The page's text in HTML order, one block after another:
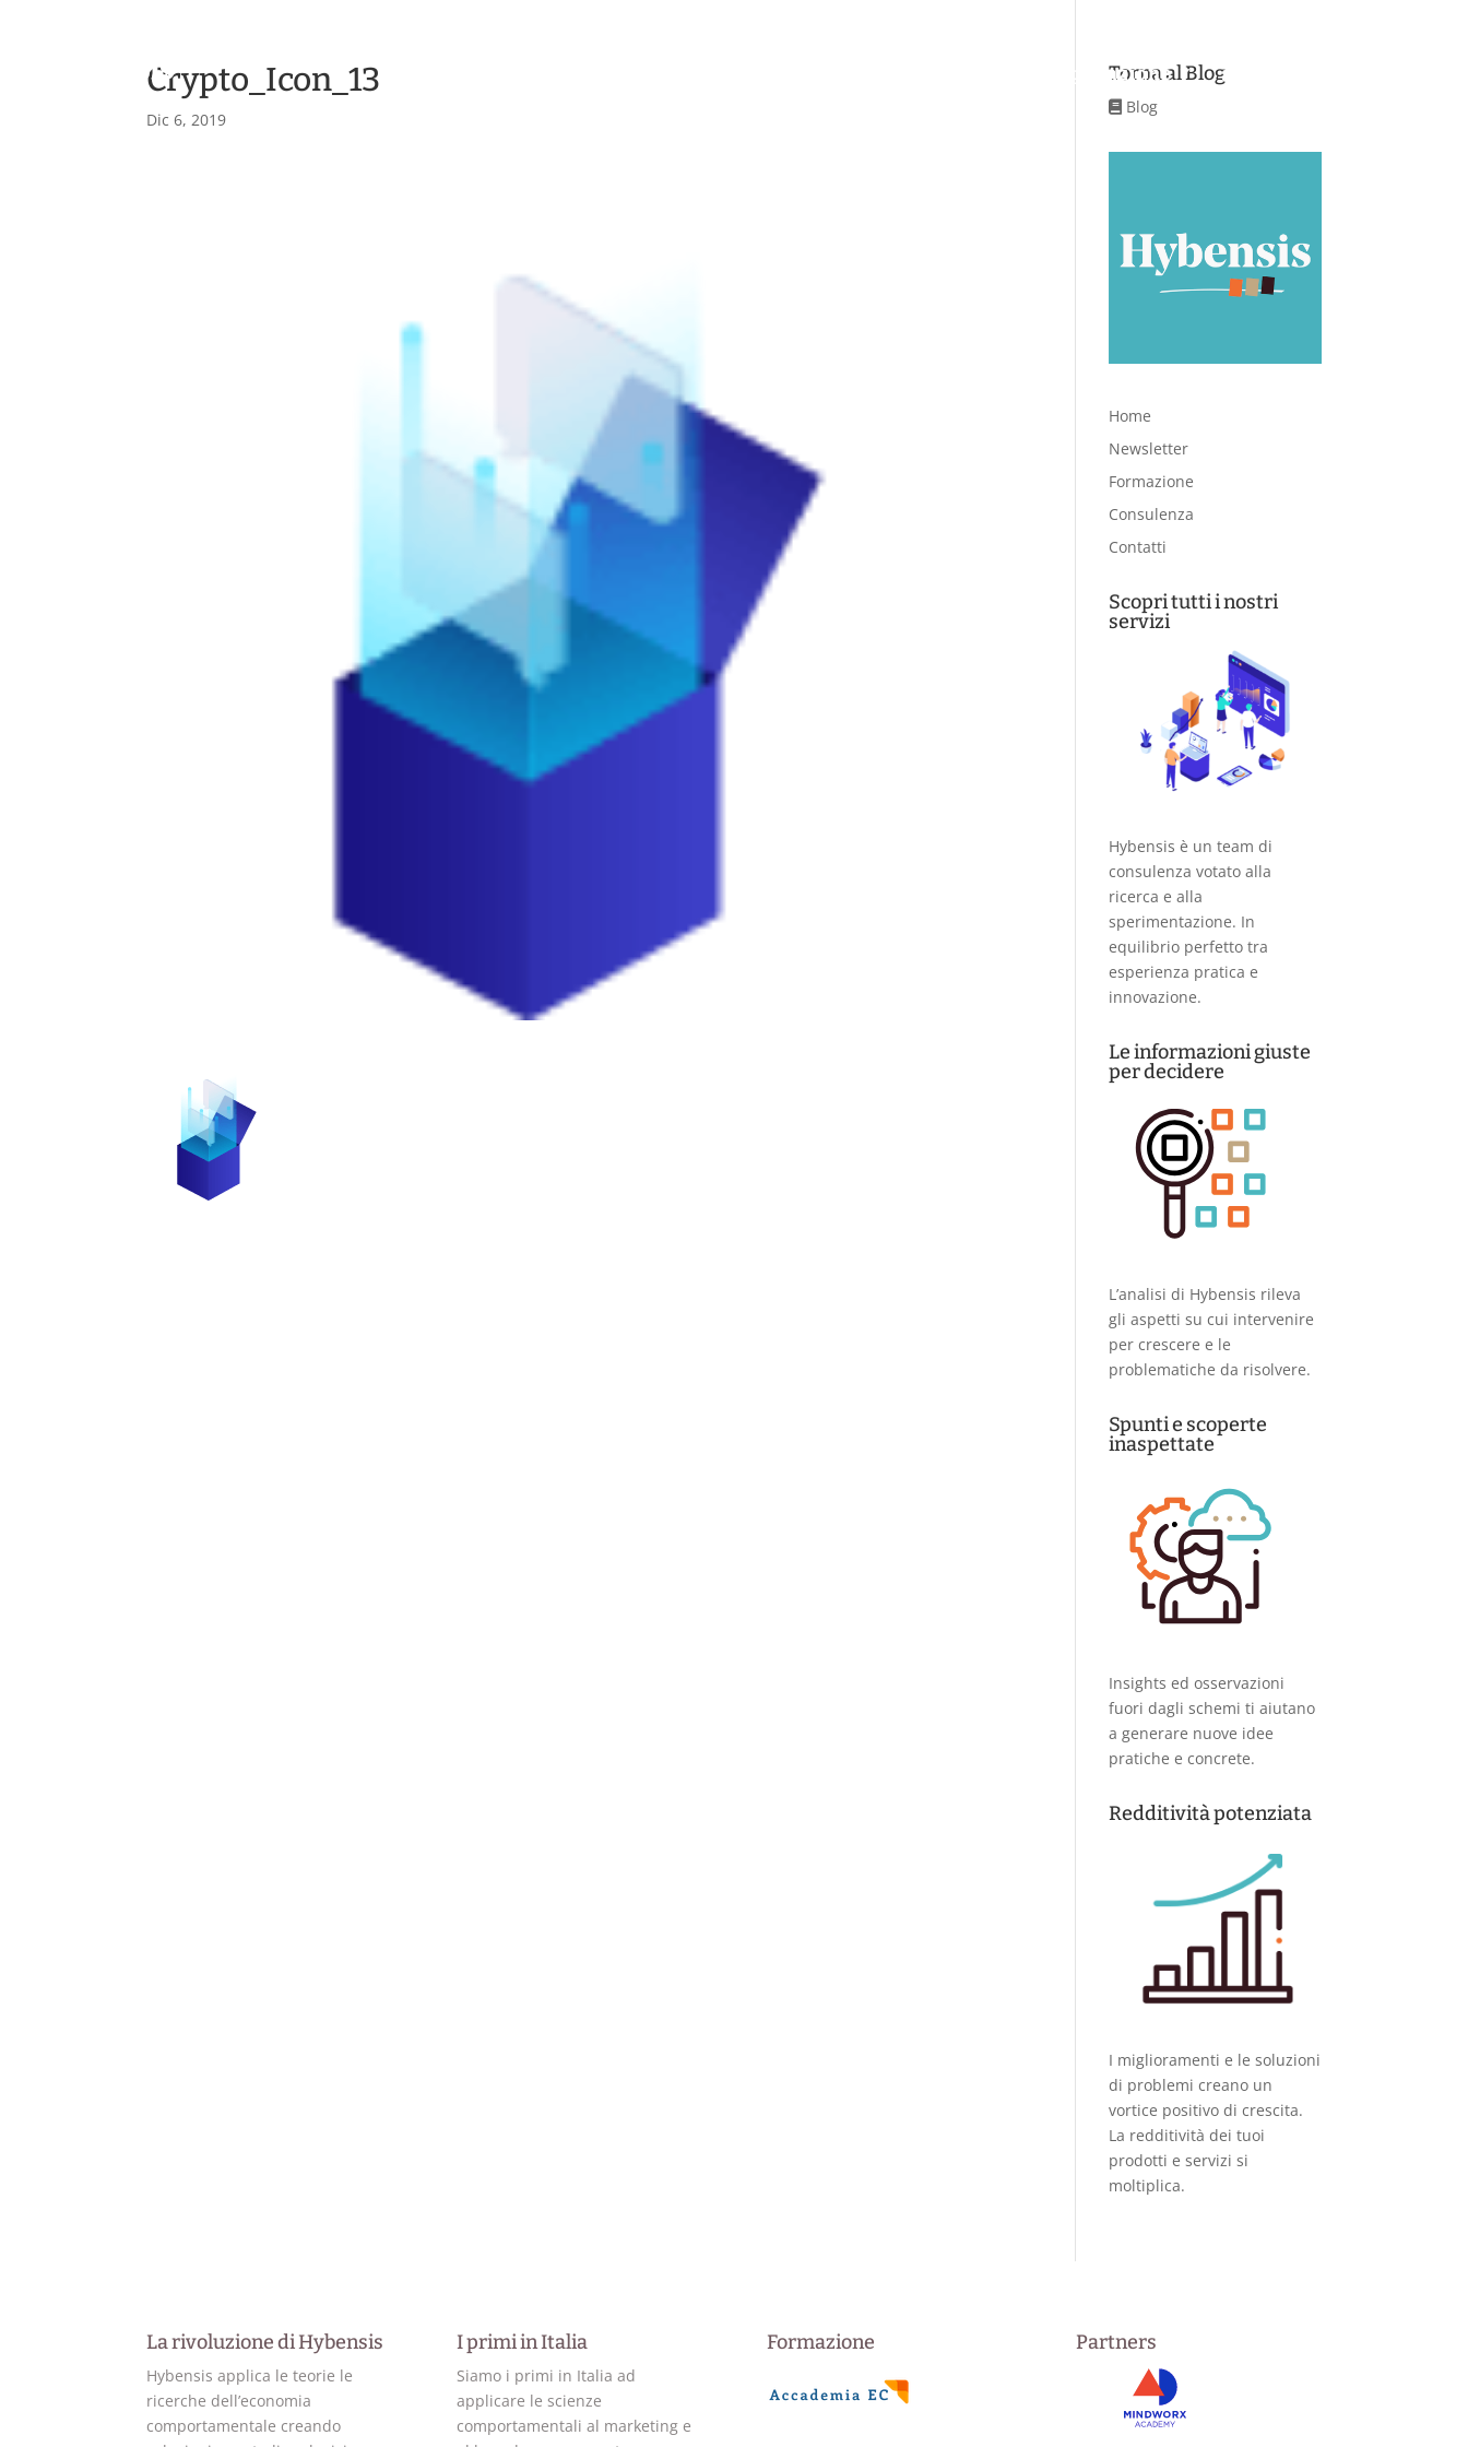
Aree di applicazione
Crypto_Icon_13
Dic 6, 2019
Torna al Blog
Blog
Home
Newsletter
Formazione
Consulenza
Contatti
Scopri tutti i nostri
servizi
Hybensis è un team di
consulenza votato alla
ricerca e alla
sperimentazione. In
equilibrio perfetto tra
esperienza pratica e
innovazione.
Le informazioni giuste
per decidere
L’analisi di Hybensis rileva
gli aspetti su cui intervenire
per crescere e le
problematiche da risolvere.
Spunti e scoperte
inaspettate
Insights ed osservazioni
fuori dagli schemi ti aiutano
a generare nuove idee
pratiche e concrete.
Redditività potenziata
I miglioramenti e le soluzioni
di problemi creano un
vortice positivo di crescita.
La redditività dei tuoi
prodotti e servizi si
moltiplica.
La rivoluzione di Hybensis
Hybensis applica le teorie le
ricerche dell’economia
comportamentale creando
I primi in Italia
Siamo i primi in Italia ad
applicare le scienze
comportamentali al marketing e
Formazione Partners